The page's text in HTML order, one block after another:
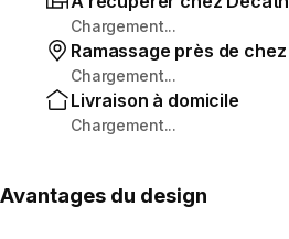
Chargement...
Ramassage près de
Chargement...
Livraison à domicile
Chargement...
Avantages du design